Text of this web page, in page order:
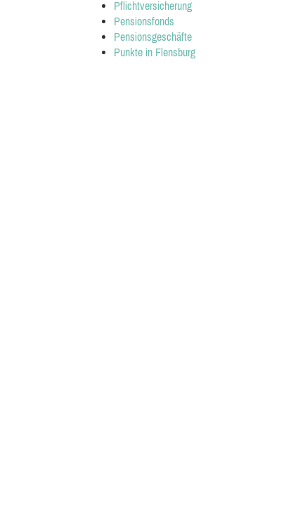
Pflichtversicherung
Pensionsfonds
Pensionsgeschäfte
Punkte in Flensburg